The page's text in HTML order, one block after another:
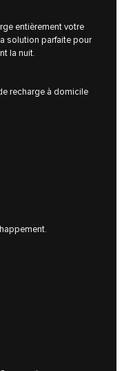
entièrement votre
solution parfaite pour
la nuit.
recharge à domicile